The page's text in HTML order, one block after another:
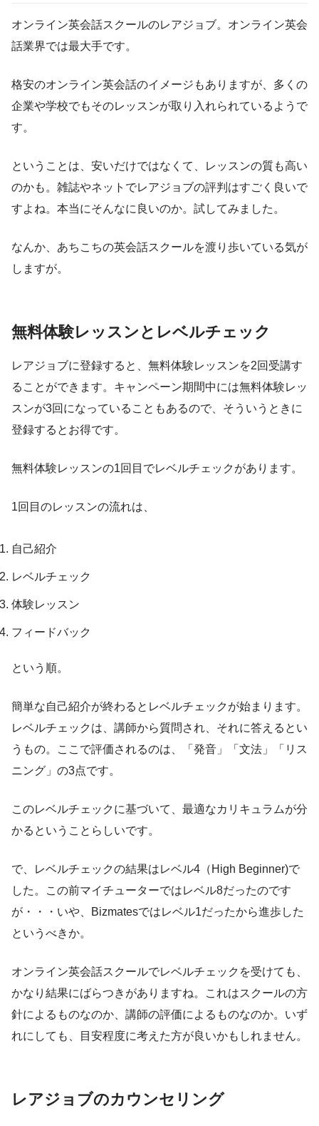
オンライン英会話スクールのレアジョブ。オンライン英会
話業界では最大手です。
格安のオンライン英会話のイメージもありますが、多くの
企業や学校でもそのレッスンが取り入れられているようで
す。
ということは、安いだけではなくて、レッスンの質も高い
のかも。雑誌やネットでレアジョブの評判はすごく良いで
すよね。本当にそんなに良いのか。試してみました。
なんか、あちこちの英会話スクールを渡り歩いている気が
しますが。
無料体験レッスンとレベルチェック
レアジョブに登録すると、無料体験レッスンを2回受講す
ることができます。キャンペーン期間中には無料体験レッ
スンが3回になっていることもあるので、そういうときに
登録するとお得です。
無料体験レッスンの1回目でレベルチェックがあります。
1回目のレッスンの流れは、
自己紹介
レベルチェック
体験レッスン
フィードバック
という順。
簡単な自己紹介が終わるとレベルチェックが始まります。
レベルチェックは、講師から質問され、それに答えるとい
うもの。ここで評価されるのは、「発音」「文法」「リス
ニング」の3点です。
このレベルチェックに基づいて、最適なカリキュラムが分
かるということらしいです。
で、レベルチェックの結果はレベル4（High Beginner)で
した。この前マイチューターではレベル8だったのです
が・・・いや、Bizmatesではレベル1だったから進歩した
というべきか。
オンライン英会話スクールでレベルチェックを受けても、
かなり結果にばらつきがありますね。これはスクールの方
針によるものなのか、講師の評価によるものなのか。いず
れにしても、目安程度に考えた方が良いかもしれません。
レアジョブのカウンセリング